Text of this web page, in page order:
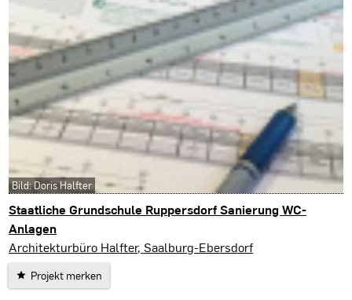
Staatliche Grundschule Ruppersdorf Sanierung WC-
Anlagen
Remptendorf
Architekturbüro Halfter, Saalburg-Ebersdorf
Projekt merken
Bild: Doris Halfter